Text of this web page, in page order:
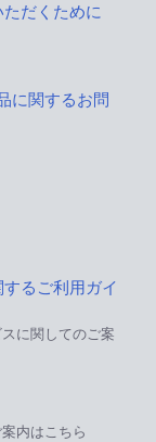
だくために
に関するお問
るご利用ガイ
に関してのご案
内はこちら